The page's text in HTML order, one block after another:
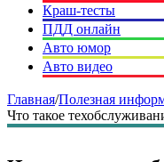
Краш-тесты
ПДД онлайн
Авто юмор
Авто видео
Главная/Полезная
Что такое